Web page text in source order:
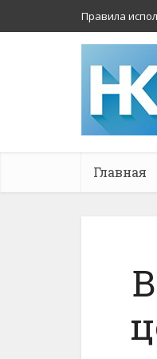
Правила
Главная